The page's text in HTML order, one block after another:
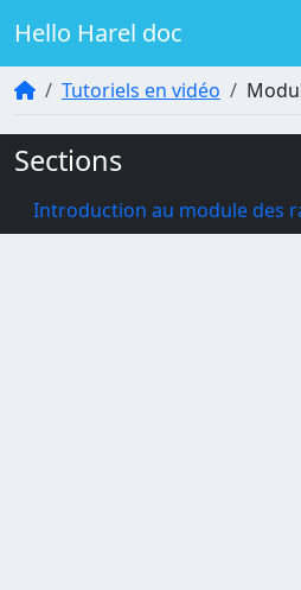
Hello Harel doc
Tutoriels en vidéo
Sections
Introduction au module des